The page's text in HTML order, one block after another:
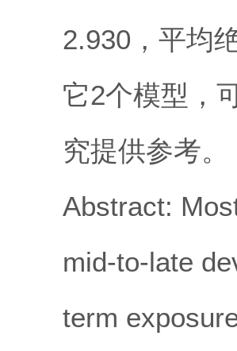
2.930，平均
它2个模型，
究提供参考。
Abstract:
mid-to-late
term